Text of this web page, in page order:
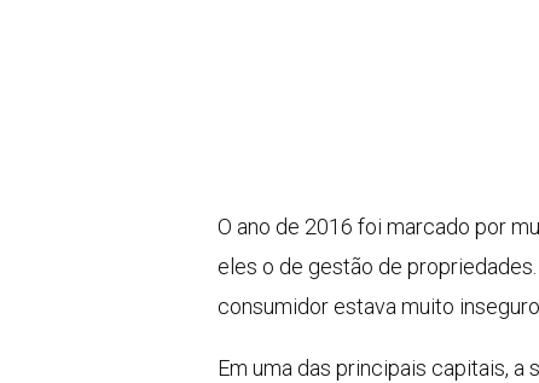
O ano de 2016 foi marcado por
eles o de gestão de
consumidor estava muito
Em uma das principais capitais,